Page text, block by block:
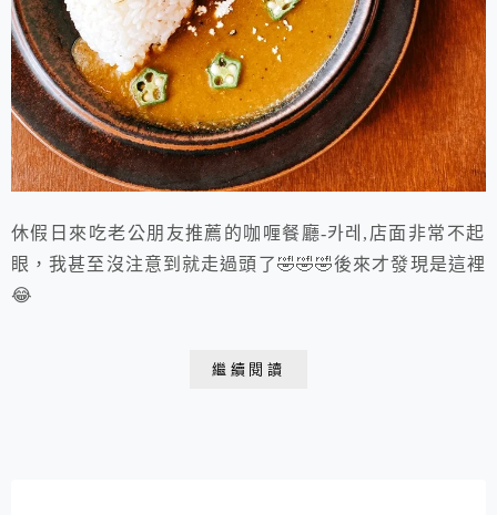
休假日來吃老公朋友推薦的咖喱餐廳-카레,店面非常不起
眼，我甚至沒注意到就走過頭了🤣🤣🤣後來才發現是這裡
😂
繼續閱讀